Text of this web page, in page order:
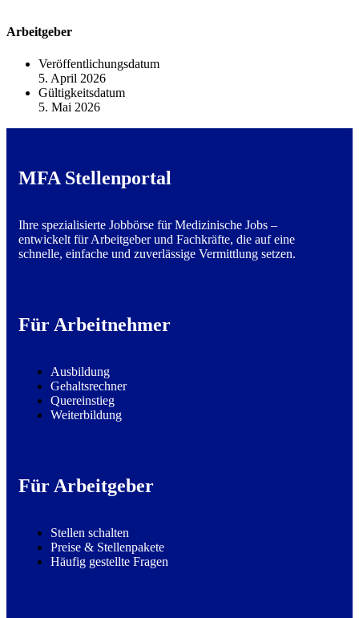
Arbeitgeber
Veröffentlichungsdatum
5. April 2026
Gültigkeitsdatum
5. Mai 2026
MFA Stellenportal
Ihre spezialisierte Jobbörse für Medizinische Jobs –
entwickelt für Arbeitgeber und Fachkräfte, die auf eine
schnelle, einfache und zuverlässige Vermittlung setzen.
Für Arbeitnehmer
Ausbildung
Gehaltsrechner
Quereinstieg
Weiterbildung
Für Arbeitgeber
Stellen schalten
Preise & Stellenpakete
Häufig gestellte Fragen